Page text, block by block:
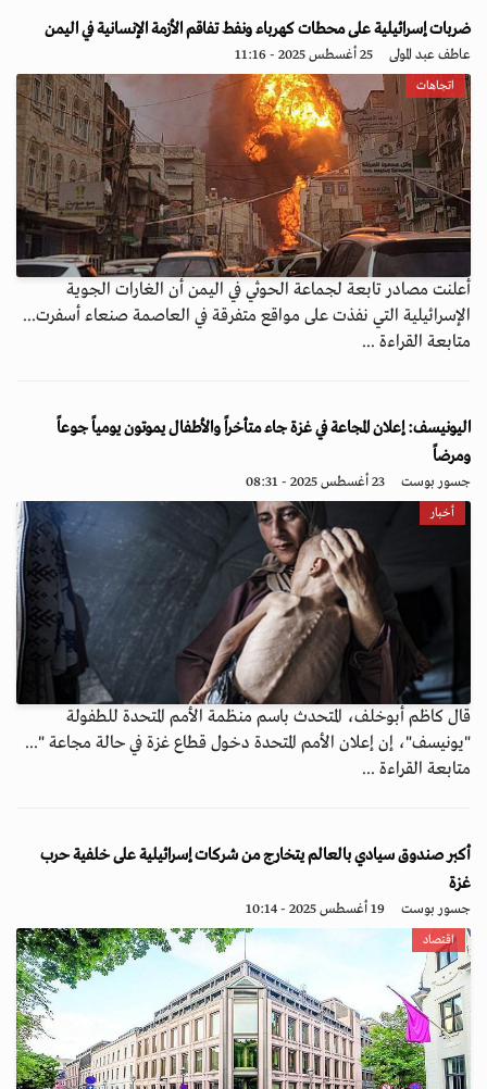
ضربات إسرائيلية على محطات كهرباء ونفط تفاقم الأزمة الإنسانية في اليمن
عاطف عبد المولى 25 أغسطس 2025 - 11:16
اتجاهات
أعلنت مصادر تابعة لجماعة الحوثي في اليمن أن الغارات الجوية
الإسرائيلية التي نفذت على مواقع متفرقة في العاصمة صنعاء أسفرت...
متابعة القراءة ...
اليونيسف: إعلان المجاعة في غزة جاء متأخراً والأطفال يموتون يومياً جوعاً
ومرضاً
جسور بوست 23 أغسطس 2025 - 08:31
أخبار
قال كاظم أبوخلف، المتحدث باسم منظمة الأمم المتحدة للطفولة
"يونيسف"، إن إعلان الأمم المتحدة دخول قطاع غزة في حالة مجاعة "...
متابعة القراءة ...
أكبر صندوق سيادي بالعالم يتخارج من شركات إسرائيلية على خلفية حرب
غزة
جسور بوست 19 أغسطس 2025 - 10:14
اقتصاد